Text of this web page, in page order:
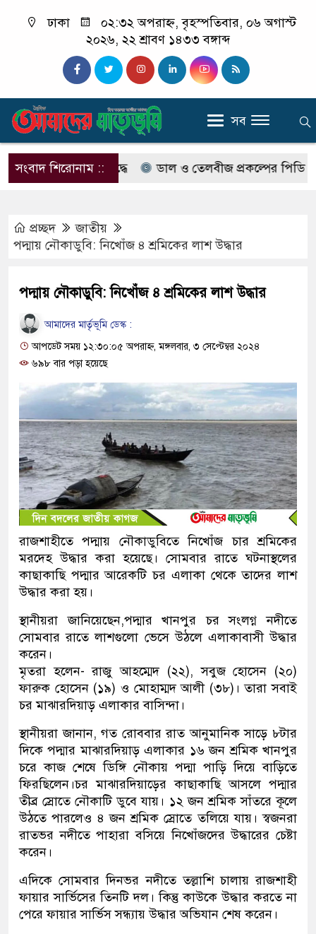
ঢাকা
০২:৩২ অপরাহ্ন, বৃহস্পতিবার, ০৬ অগাস্ট
২০২৬, ২২ শ্রাবণ ১৪৩৩ বঙ্গাব্দ
সব
সংবাদ শিরোনাম ::
নেতার বিরুদ্ধে ডাল ও তেলবীজ প্রকল্পের পিডি
প্রচ্ছদ
জাতীয়
পদ্মায় নৌকাডুবি: নিখোঁজ ৪ শ্রমিকের লাশ উদ্ধার
পদ্মায় নৌকাডুবি: নিখোঁজ ৪ শ্রমিকের লাশ উদ্ধার
আমাদের মার্তৃভূমি ডেস্ক :
আপডেট সময় ১২:৩০:০৫ অপরাহ্ন, মঙ্গলবার, ৩ সেপ্টেম্বর ২০২৪
৬৯৮ বার পড়া হয়েছে
রাজশাহীতে পদ্মায় নৌকাডুবিতে নিখোঁজ চার শ্রমিকের
মরদেহ উদ্ধার করা হয়েছে। সোমবার রাতে ঘটনাস্থলের
কাছাকাছি পদ্মার আরেকটি চর এলাকা থেকে তাদের লাশ
উদ্ধার করা হয়।
স্থানীয়রা জানিয়েছেন,পদ্মার খানপুর চর সংলগ্ন নদীতে
সোমবার রাতে লাশগুলো ভেসে উঠলে এলাকাবাসী উদ্ধার
করেন।
মৃতরা হলেন- রাজু আহম্মেদ (২২), সবুজ হোসেন (২০)
ফারুক হোসেন (১৯) ও মোহাম্মদ আলী (৩৮)। তারা সবাই
চর মাঝারদিয়াড় এলাকার বাসিন্দা।
স্থানীয়রা জানান, গত রোববার রাত আনুমানিক সাড়ে ৮টার
দিকে পদ্মার মাঝারদিয়াড় এলাকার ১৬ জন শ্রমিক খানপুর
চরে কাজ শেষে ডিঙ্গি নৌকায় পদ্মা পাড়ি দিয়ে বাড়িতে
ফিরছিলেন।চর মাঝারদিয়াড়ের কাছাকাছি আসলে পদ্মার
তীব্র স্রোতে নৌকাটি ডুবে যায়। ১২ জন শ্রমিক সাঁতরে কূলে
উঠতে পারলেও ৪ জন শ্রমিক স্রোতে তলিয়ে যায়। স্বজনরা
রাতভর নদীতে পাহারা বসিয়ে নিখোঁজদের উদ্ধারের চেষ্টা
করেন।
এদিকে সোমবার দিনভর নদীতে তল্লাশি চালায় রাজশাহী
ফায়ার সার্ভিসের তিনটি দল। কিন্তু কাউকে উদ্ধার করতে না
পেরে ফায়ার সার্ভিস সন্ধ্যায় উদ্ধার অভিযান শেষ করেন।